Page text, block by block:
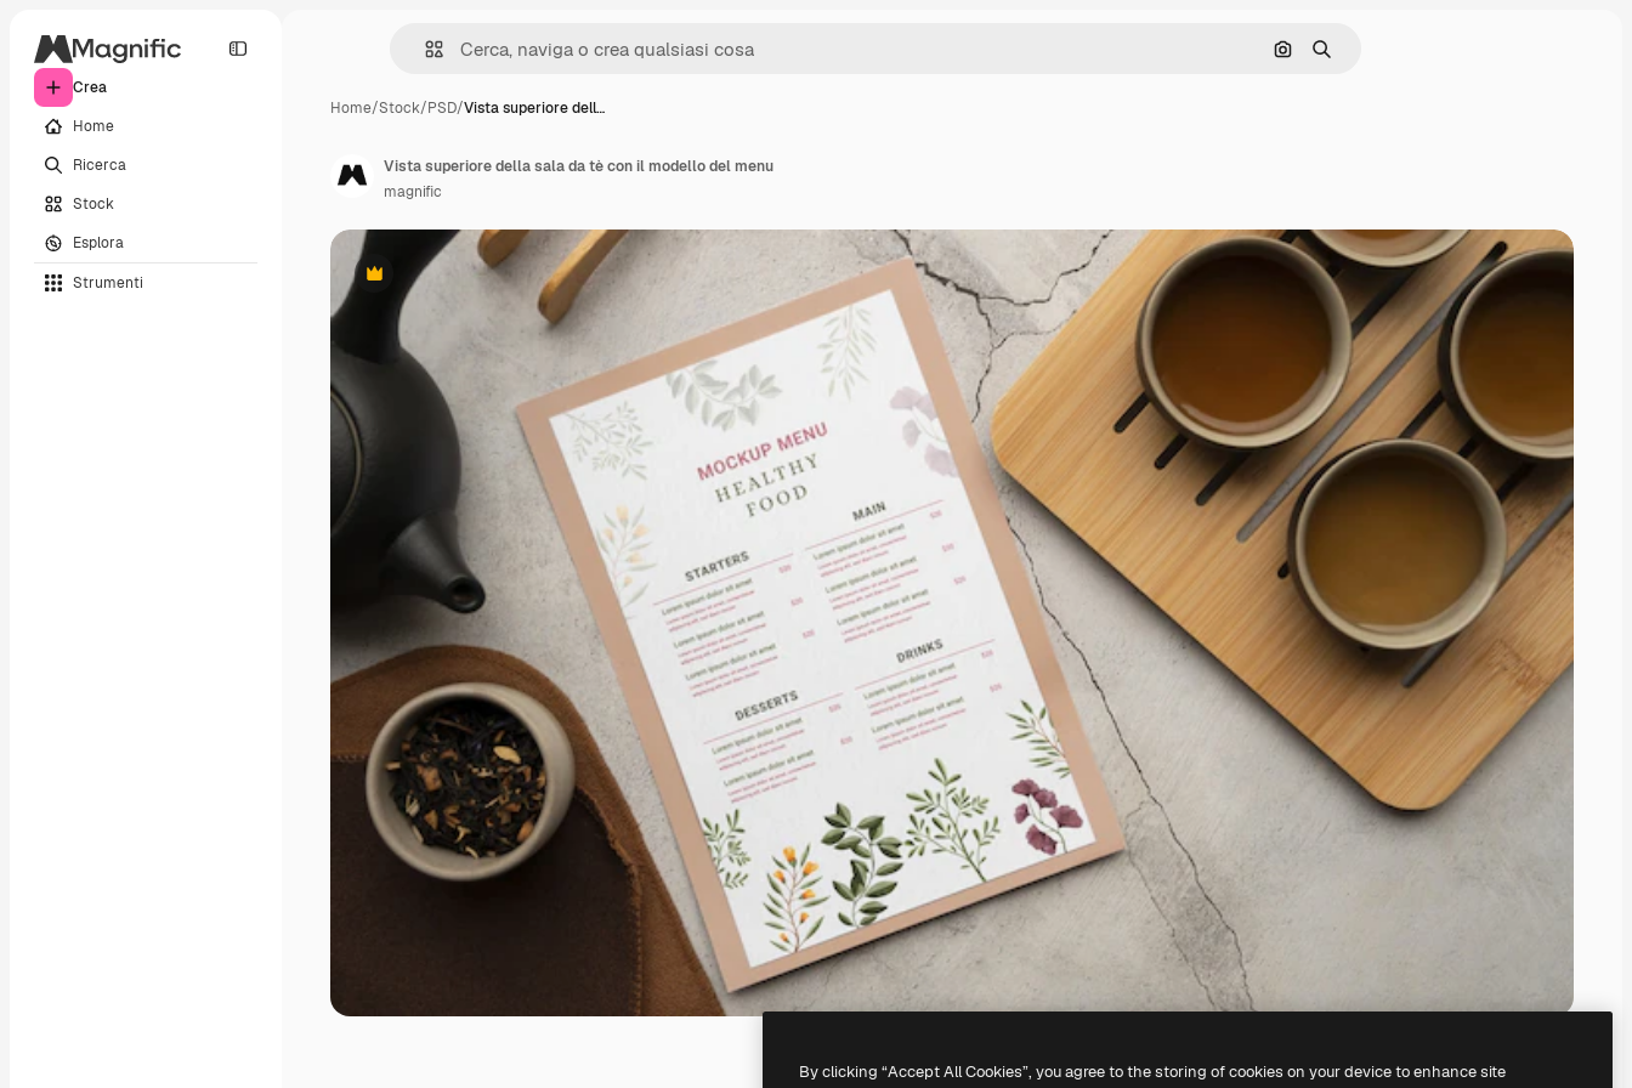
Crea
Home
Ricerca
Stock
Esplora
Strumenti
Cerca per immagine
Ricerca
Home/Stock/PSD/Vista superiore dell…
Premium
Vista superiore della sala da tè con il modello del menu
magnific
By clicking “Accept All Cookies”, you agree to the storing of cookies on your device to enhance site